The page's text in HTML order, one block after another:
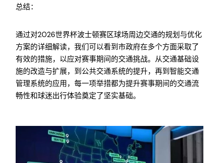
总结：
通过对2026世界杯波士顿赛区球场周边交通的规划与优化
方案的详细解读，我们可以看到市政府在多个方面采取了
有效的措施，以应对赛事期间的交通挑战。从交通基础设
施的改造与扩展，到公共交通系统的提升，再到智能交通
管理系统的应用，每一项举措都为提升赛事期间的交通流
畅性和球迷出行体验奠定了坚实基础。